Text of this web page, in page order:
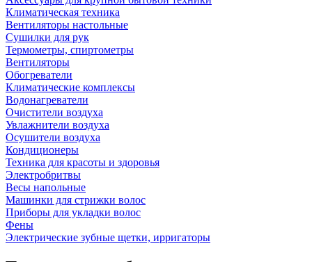
Климатическая техника
Вентиляторы настольные
Сушилки для рук
Термометры, спиртометры
Вентиляторы
Обогреватели
Климатические комплексы
Водонагреватели
Очистители воздуха
Увлажнители воздуха
Осушители воздуха
Кондиционеры
Техника для красоты и здоровья
Электробритвы
Весы напольные
Машинки для стрижки волос
Приборы для укладки волос
Фены
Электрические зубные щетки, ирригаторы